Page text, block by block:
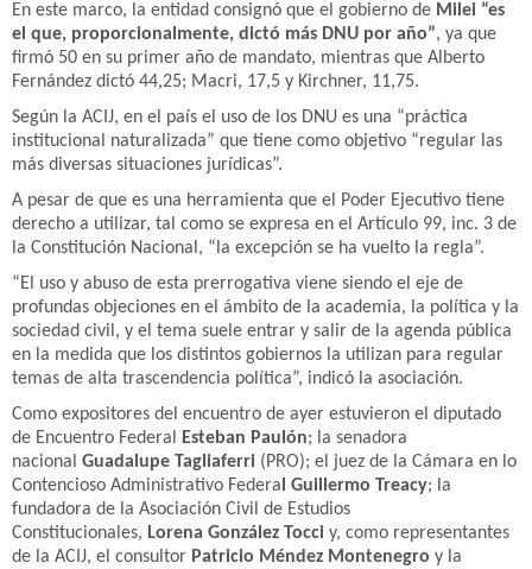
En este marco, la entidad consignó que el gobierno de Milei “es
el que, proporcionalmente, dictó más DNU por año”, ya que
firmó 50 en su primer año de mandato, mientras que Alberto
Fernández dictó 44,25; Macri, 17,5 y Kirchner, 11,75.
Según la ACIJ, en el país el uso de los DNU es una “práctica
institucional naturalizada” que tiene como objetivo “regular las
más diversas situaciones jurídicas”.
A pesar de que es una herramienta que el Poder Ejecutivo tiene
derecho a utilizar, tal como se expresa en el Artículo 99, inc. 3 de
la Constitución Nacional, “la excepción se ha vuelto la regla”.
“El uso y abuso de esta prerrogativa viene siendo el eje de
profundas objeciones en el ámbito de la academia, la política y la
sociedad civil, y el tema suele entrar y salir de la agenda pública
en la medida que los distintos gobiernos la utilizan para regular
temas de alta trascendencia política”, indicó la asociación.
Como expositores del encuentro de ayer estuvieron el diputado
de Encuentro Federal
Esteban Paulón; la senadora
nacional Guadalupe Tagliaferri (PRO); el juez de la Cámara en lo
Contencioso Administrativo Federa l Guillermo Treacy; la
fundadora de la Asociación Civil de Estudios
Constitucionales, Lorena González Tocci y, como representantes
de la ACIJ, el consultor Patricio Méndez Montenegro y la